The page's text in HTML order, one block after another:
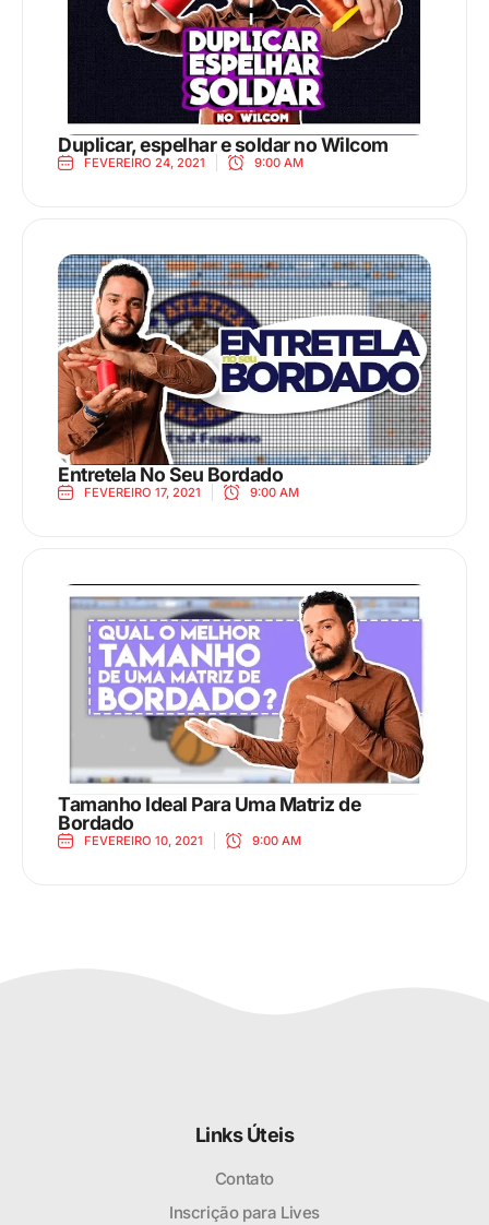
Duplicar, espelhar e soldar no Wilcom
FEVEREIRO 24, 2021 9:00 AM
Entretela No Seu Bordado
FEVEREIRO 17, 2021 9:00 AM
Tamanho Ideal Para Uma Matriz de
Bordado
FEVEREIRO 10, 2021 9:00 AM
Links Úteis
Contato
Inscrição para Lives